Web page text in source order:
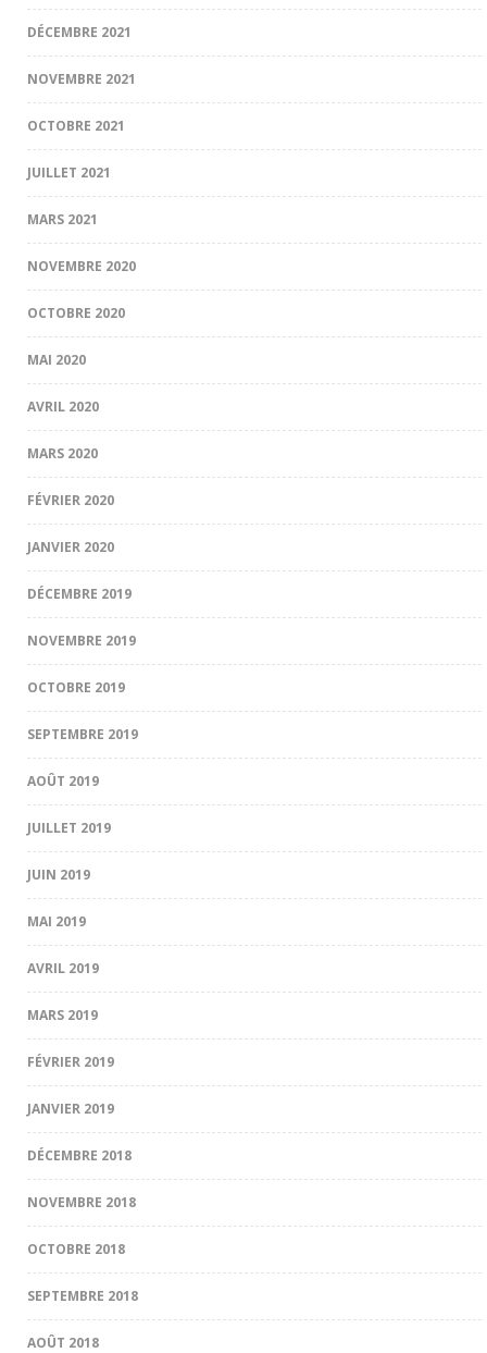
DÉCEMBRE 2021
NOVEMBRE 2021
OCTOBRE 2021
JUILLET 2021
MARS 2021
NOVEMBRE 2020
OCTOBRE 2020
MAI 2020
AVRIL 2020
MARS 2020
FÉVRIER 2020
JANVIER 2020
DÉCEMBRE 2019
NOVEMBRE 2019
OCTOBRE 2019
SEPTEMBRE 2019
AOÛT 2019
JUILLET 2019
JUIN 2019
MAI 2019
AVRIL 2019
MARS 2019
FÉVRIER 2019
JANVIER 2019
DÉCEMBRE 2018
NOVEMBRE 2018
OCTOBRE 2018
SEPTEMBRE 2018
AOÛT 2018